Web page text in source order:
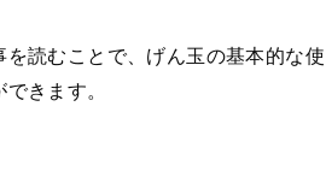
読むことで、げん玉の基本的な使
きます。